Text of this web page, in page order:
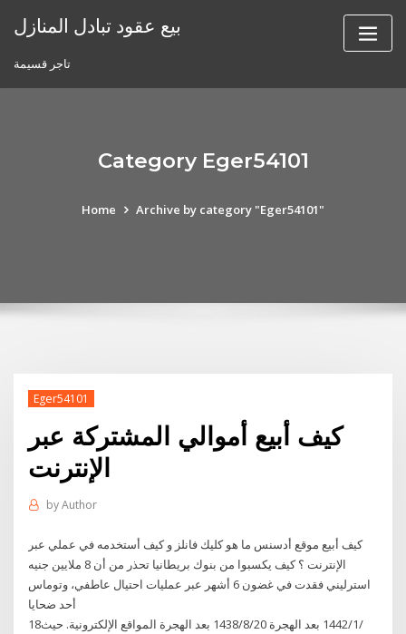
بيع عقود تبادل المنازل
تاجر قسيمة
Category Eger54101
Home Archive by category "Eger54101"
Eger54101
كيف أبيع أموالي المشتركة عبر
الإنترنت
byAuthor
كيف أبيع موقع أدسنس ما هو كليك فانلز و كيف أستخدمه في عملي عبر
الإنترنت ؟ كيف يكسبوا من بنوك بريطانيا تحذر من أن 8 ملايين جنيه
استرليني فقدت في غضون 6 أشهر عبر عمليات احتيال عاطفي، وتوماس
أحد ضحايا
18‏‏/1‏‏/1442 بعد الهجرة 20‏‏/8‏‏/1438 بعد الهجرة المواقع الإلكترونية. حيث